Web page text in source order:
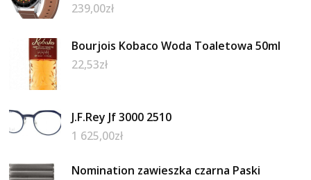
239,00zł
Bourjois Kobaco Woda Toaletowa 50ml
22,53zł
J.F.Rey Jf 3000 2510
1 625,00zł
Nomination zawieszka czarna Paski